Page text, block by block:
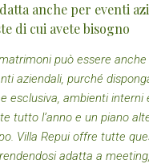
anche per eventi
di cui avete bisogno
può essere anche
aziendali, purché
esclusiva, ambienti interni
tutto l’anno e un piano
Villa Repui offre tutte
adatta a